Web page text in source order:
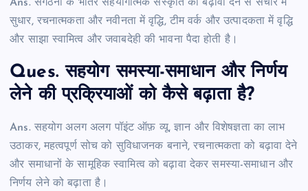
Ans. संगठनों के भीतर सहयोगात्मक संस्कृति को बढ़ावा देने से संचार में
सुधार, रचनात्मकता और नवीनता में वृद्धि, टीम वर्क और उत्पादकता में वृद्धि
और साझा स्वामित्व और जवाबदेही की भावना पैदा होती है।
Ques. सहयोग समस्या-समाधान और निर्णय
लेने की प्रक्रियाओं को कैसे बढ़ाता है?
Ans. सहयोग अलग अलग पॉइंट ऑफ़ व्यू, ज्ञान और विशेषज्ञता का लाभ
उठाकर, महत्वपूर्ण सोच को सुविधाजनक बनाने, रचनात्मकता को बढ़ावा देने
और समाधानों के सामूहिक स्वामित्व को बढ़ावा देकर समस्या-समाधान और
निर्णय लेने को बढ़ाता है।